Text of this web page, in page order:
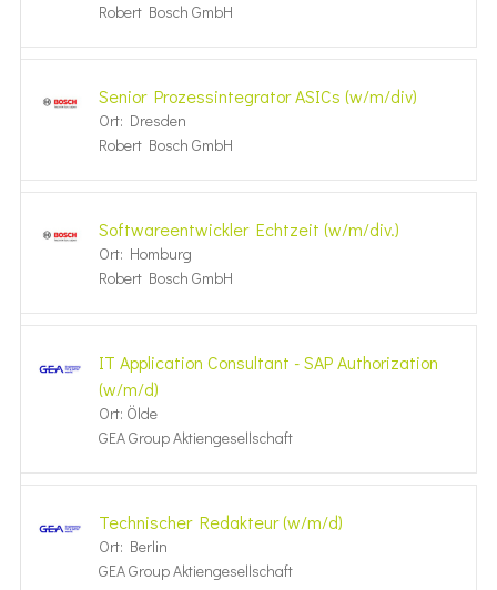
Robert Bosch GmbH
Senior Prozessintegrator ASICs (w/m/div)
Ort: Dresden
Robert Bosch GmbH
Softwareentwickler Echtzeit (w/m/div.)
Ort: Homburg
Robert Bosch GmbH
IT Application Consultant - SAP Authorization
(w/m/d)
Ort: Ölde
GEA Group Aktiengesellschaft
Technischer Redakteur (w/m/d)
Ort: Berlin
GEA Group Aktiengesellschaft